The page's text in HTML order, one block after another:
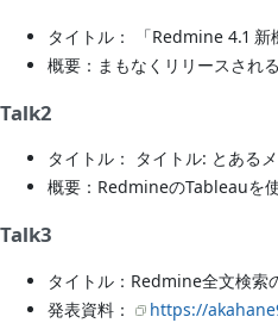
タイトル： 「Redmine 4.1 新
概要：まもなくリリースされ
Talk2
タイトル： タイトル: とある
概要：RedmineのTableauを
Talk3
タイトル：Redmine全文検
発表資料：
https://